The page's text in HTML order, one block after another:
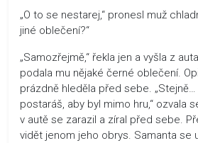
„O to se nestarej,“ pronesl muž
jiné oblečení?“
„Samozřejmě,“ řekla jen a vyšla z
podala mu nějaké černé oblečení.
prázdně hleděla před sebe. „Stejně…
postaráš, aby byl mimo hru,“ ozvala
v autě se zarazil a zíral před sebe.
vidět jenom jeho obrys. Samanta se